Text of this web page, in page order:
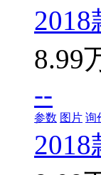
8.99
--
参数 图片 询